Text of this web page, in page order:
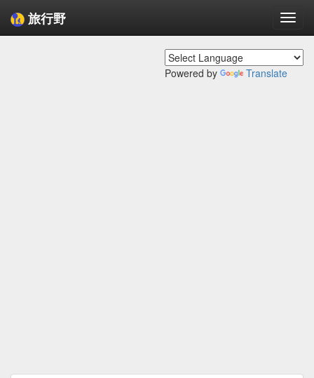
旅行野
Powered by Translate